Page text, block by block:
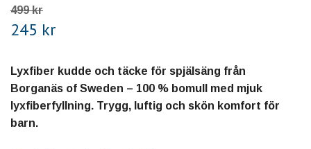
499 kr
245 kr
Lyxfiber kudde och täcke för spjälsäng från
Borganäs of Sweden – 100 % bomull med mjuk
lyxfiberfyllning. Trygg, luftig och skön komfort för
barn.